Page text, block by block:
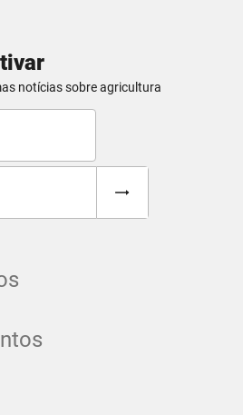
notícias sobre agricultura